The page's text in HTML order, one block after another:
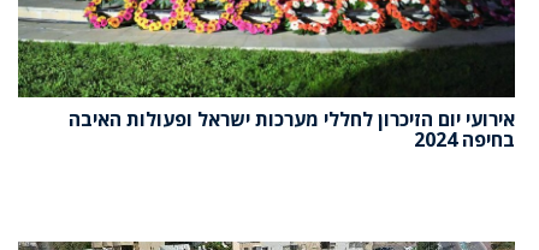
אירועי יום הזיכרון לחללי מערכות ישראל ופעולות האיבה
בחיפה 2024